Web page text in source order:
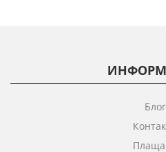
Блог